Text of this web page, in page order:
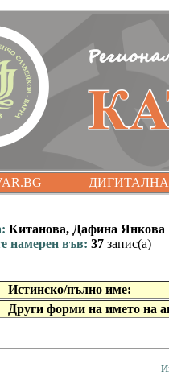
Китанова, Дафина Янкова
намерен във: 37
Истинско/пълно име:
Други форми на името на